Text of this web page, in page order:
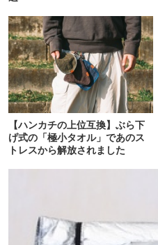
【ハンカチの上位互換】ぶら下
げ式の「極小タオル」であのス
トレスから解放されました